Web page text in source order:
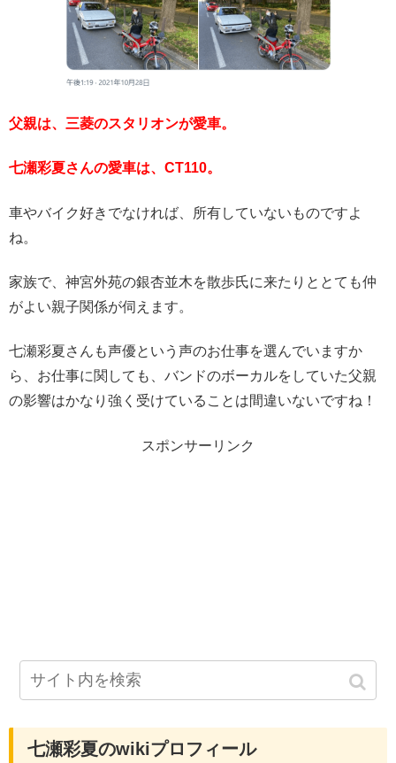
父親は、三菱のスタリオンが愛車。
七瀬彩夏さんの愛車は、CT110。
車やバイク好きでなければ、所有していないものですよ
ね。
家族で、神宮外苑の銀杏並木を散歩氏に来たりととても仲
がよい親子関係が伺えます。
七瀬彩夏さんも声優という声のお仕事を選んでいますか
ら、お仕事に関しても、バンドのボーカルをしていた父親
の影響はかなり強く受けていることは間違いないですね！
スポンサーリンク
七瀬彩夏のwikiプロフィール